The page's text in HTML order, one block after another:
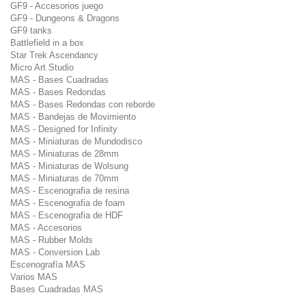
GF9 - Accesorios juego
GF9 - Dungeons & Dragons
GF9 tanks
Battlefield in a box
Star Trek Ascendancy
Micro Art Studio
MAS - Bases Cuadradas
MAS - Bases Redondas
MAS - Bases Redondas con reborde
MAS - Bandejas de Movimiento
MAS - Designed for Infinity
MAS - Miniaturas de Mundodisco
MAS - Miniaturas de 28mm
MAS - Miniaturas de Wolsung
MAS - Miniaturas de 70mm
MAS - Escenografia de resina
MAS - Escenografia de foam
MAS - Escenografia de HDF
MAS - Accesorios
MAS - Rubber Molds
MAS - Conversion Lab
Escenografía MAS
Varios MAS
Bases Cuadradas MAS